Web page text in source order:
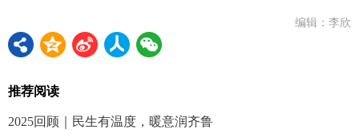
编辑：李欣
推荐阅读
2025回顾｜民生有温度，暖意润齐鲁